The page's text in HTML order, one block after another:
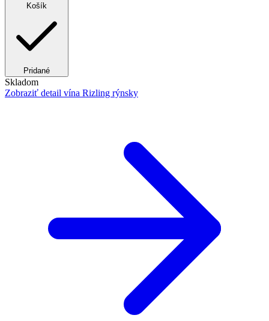
Košík
Pridané
Skladom
Zobraziť detail vína Rizling rýnsky